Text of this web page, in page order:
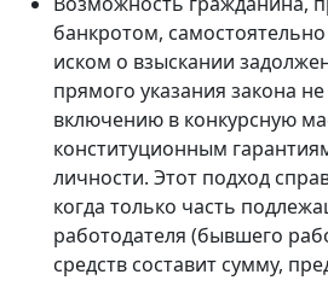
банкротом,
иском о взыскании
прямого указания закона
включению в конкурсную
конституционным
личности. Этот подход
когда только часть
работодателя (бывшего
средств составит сумму,